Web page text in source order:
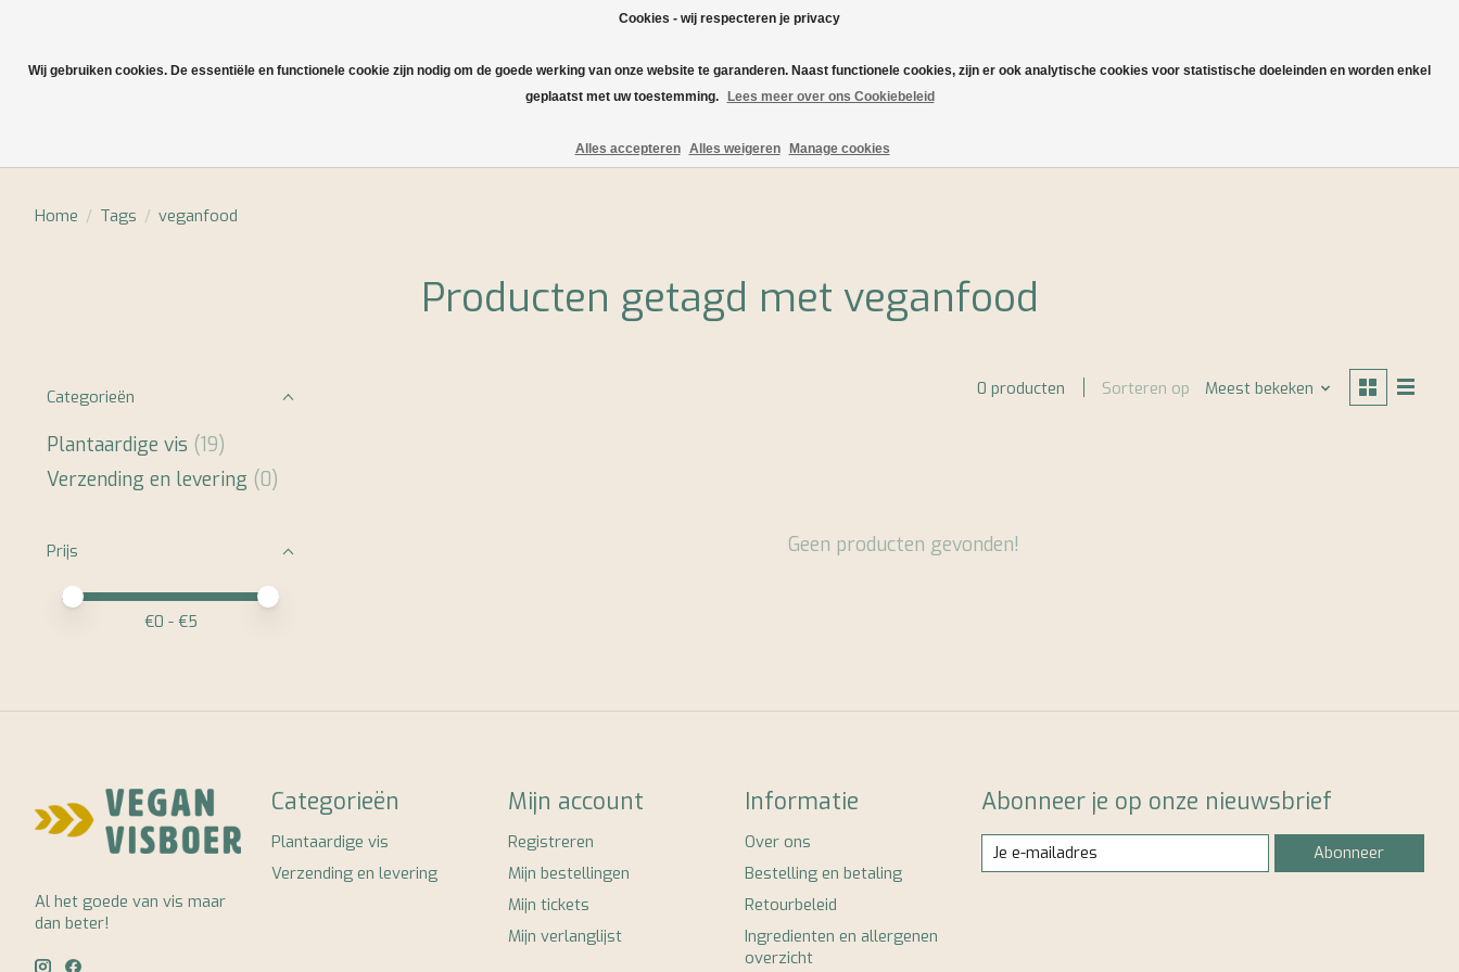
Home / Tags / veganfood
Producten getagd met veganfood
Categorieën
Plantaardige vis (19)
Verzending en levering (0)
Prijs
Minimale prijswaarde
Price maximum value
€0 - €5
0 producten Sorteren op Meest bekeken
Geen producten gevonden!
Al het goede van vis maar
dan beter!
Categorieën
Plantaardige vis
Verzending en levering
Mijn account
Registreren
Mijn bestellingen
Mijn tickets
Mijn verlanglijst
Informatie
Over ons
Bestelling en betaling
Retourbeleid
Ingredienten en allergenen
overzicht
Abonneer je op onze nieuwsbrief
Abonneer
Cookies - wij respecteren je privacy
Wij gebruiken cookies. De essentiële en functionele cookie zijn nodig om de goede werking van onze website te garanderen. Naast functionele cookies, zijn er ook analytische cookies voor statistische doeleinden en worden enkel
geplaatst met uw toestemming.
Lees meer over ons Cookiebeleid
Alles accepteren Alles weigeren Manage cookies